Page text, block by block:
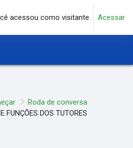
acessou como visitante Acessar
Roda de conversa
FUNÇÕES DOS TUTORES